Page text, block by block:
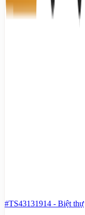
#TS43131914 - Biệt thự